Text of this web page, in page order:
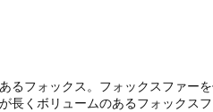
るフォックス。フォックスファー
長くボリュームのあるフォックス